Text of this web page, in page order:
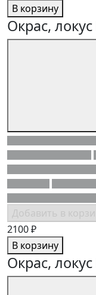
В корзину
Окрас,
2100 ₽
В корзину
Окрас,